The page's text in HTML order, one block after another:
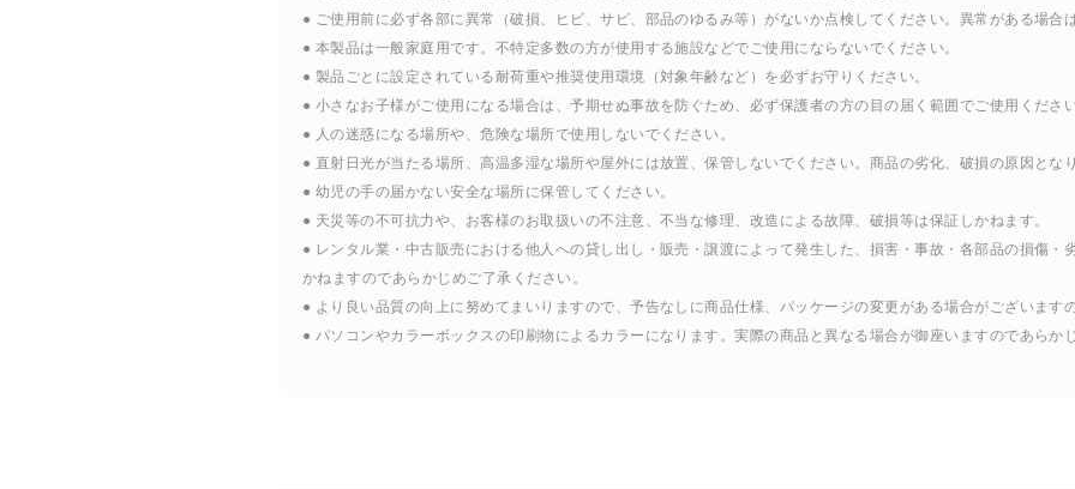
● ご使用前に必ず各部に異常（破損、ヒビ、サビ、部品のゆるみ等）がないか点検してください。異常がある場合
● 本製品は一般家庭用です。不特定多数の方が使用する施設などでご使用にならないでください。
● 製品ごとに設定されている耐荷重や推奨使用環境（対象年齢など）を必ずお守りください。
● 小さなお子様がご使用になる場合は、予期せぬ事故を防ぐため、必ず保護者の方の目の届く範囲でご使用くださ
● 人の迷惑になる場所や、危険な場所で使用しないでください。
● 直射日光が当たる場所、高温多湿な場所や屋外には放置、保管しないでください。商品の劣化、破損の原因とな
● 幼児の手の届かない安全な場所に保管してください。
● 天災等の不可抗力や、お客様のお取扱いの不注意、不当な修理、改造による故障、破損等は保証しかねます。
● レンタル業・中古販売における他人への貸し出し・販売・譲渡によって発生した、損害・事故・各部品の損傷・
かねますのであらかじめご了承ください。
● より良い品質の向上に努めてまいりますので、予告なしに商品仕様、パッケージの変更がある場合がございます
● パソコンやカラーボックスの印刷物によるカラーになります。実際の商品と異なる場合が御座いますのであらか